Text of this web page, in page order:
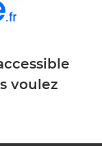
voulez